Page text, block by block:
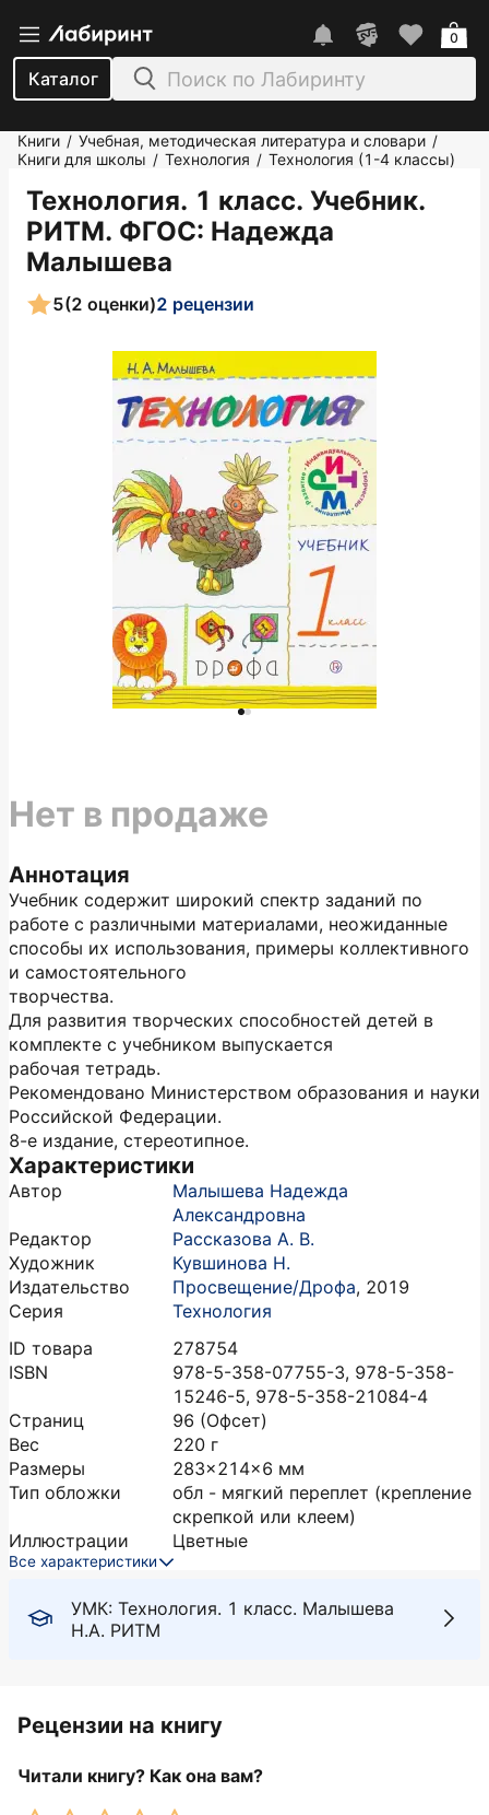
Каталог
0
Книги / Учебная, методическая литература и словари /
Книги для школы / Технология / Технология (1-4 классы)
Технология. 1 класс. Учебник.
РИТМ. ФГОС: Надежда
Малышева
5(2 оценки)2 рецензии
УМК: Технология. 1 класс. Малышева
Н.А. РИТМ
Аннотация
Учебник содержит широкий спектр заданий по
работе с различными материалами, неожиданные
способы их использования, примеры коллективного
и самостоятельного
творчества.
Для развития творческих способностей детей в
комплекте с учебником выпускается
рабочая тетрадь.
Рекомендовано Министерством образования и науки
Российской Федерации.
8-е издание, стереотипное.
Характеристики
Автор
Малышева Надежда
Александровна
Редактор
Рассказова А. В.
Художник
Кувшинова Н.
Издательство
Просвещение/Дрофа, 2019
Серия
Технология
ID товара
278754
ISBN
978-5-358-07755-3, 978-5-358-
15246-5, 978-5-358-21084-4
Страниц
96 (Офсет)
Вес
220 г
Размеры
283x214x6 мм
Тип обложки
обл - мягкий переплет (крепление
скрепкой или клеем)
Иллюстрации
Цветные
Все характеристики
Нет в продаже
Рецензии на книгу
Читали книгу? Как она вам?